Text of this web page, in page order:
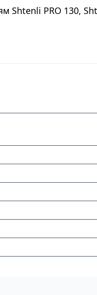
PRO 130,